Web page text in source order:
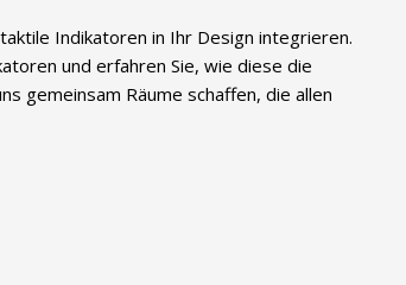
Indikatoren in Ihr Design integrieren.
und erfahren Sie, wie diese die
gemeinsam Räume schaffen, die allen